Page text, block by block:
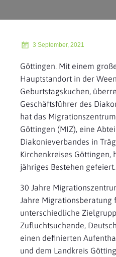
3 September, 2021
Göttingen. Mit einem
Hauptstandort in der
Geburtstagskuchen,
Geschäftsführer des
hat das
Göttingen (MIZ), eine
Diakonieverbandes in
Kirchenkreises Göttingen,
jähriges Bestehen gefeiert.
30 Jahre
Jahre Migrationsberatung
unterschiedliche
Zufluchtsuchende,
einen definierten
und dem Landkreis